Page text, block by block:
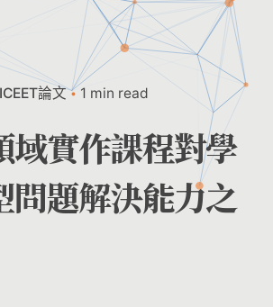
ICEET論文 1 min read
域實作課程對學
問題解決能力之